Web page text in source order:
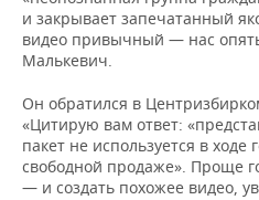
и закрывает запечатанный
видео привычный — нас
Малькевич.
Он обратился в
«Цитирую вам ответ:
пакет не используется в ходе
свободной продаже». Проще
— и создать похожее видео,